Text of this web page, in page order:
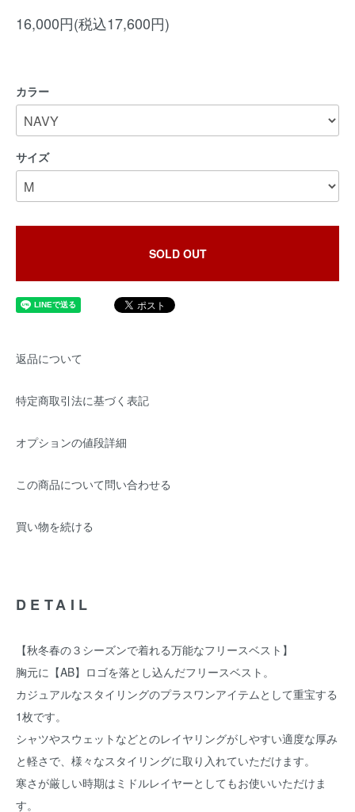
16,000円(税込17,600円)
カラー
サイズ
SOLD OUT
返品について
特定商取引法に基づく表記
オプションの値段詳細
この商品について問い合わせる
買い物を続ける
DETAIL
【秋冬春の３シーズンで着れる万能なフリースベスト】
胸元に【AB】ロゴを落とし込んだフリースベスト。
カジュアルなスタイリングのプラスワンアイテムとして重宝する
1枚です。
シャツやスウェットなどとのレイヤリングがしやすい適度な厚み
と軽さで、様々なスタイリングに取り入れていただけます。
寒さが厳しい時期はミドルレイヤーとしてもお使いいただけま
す。